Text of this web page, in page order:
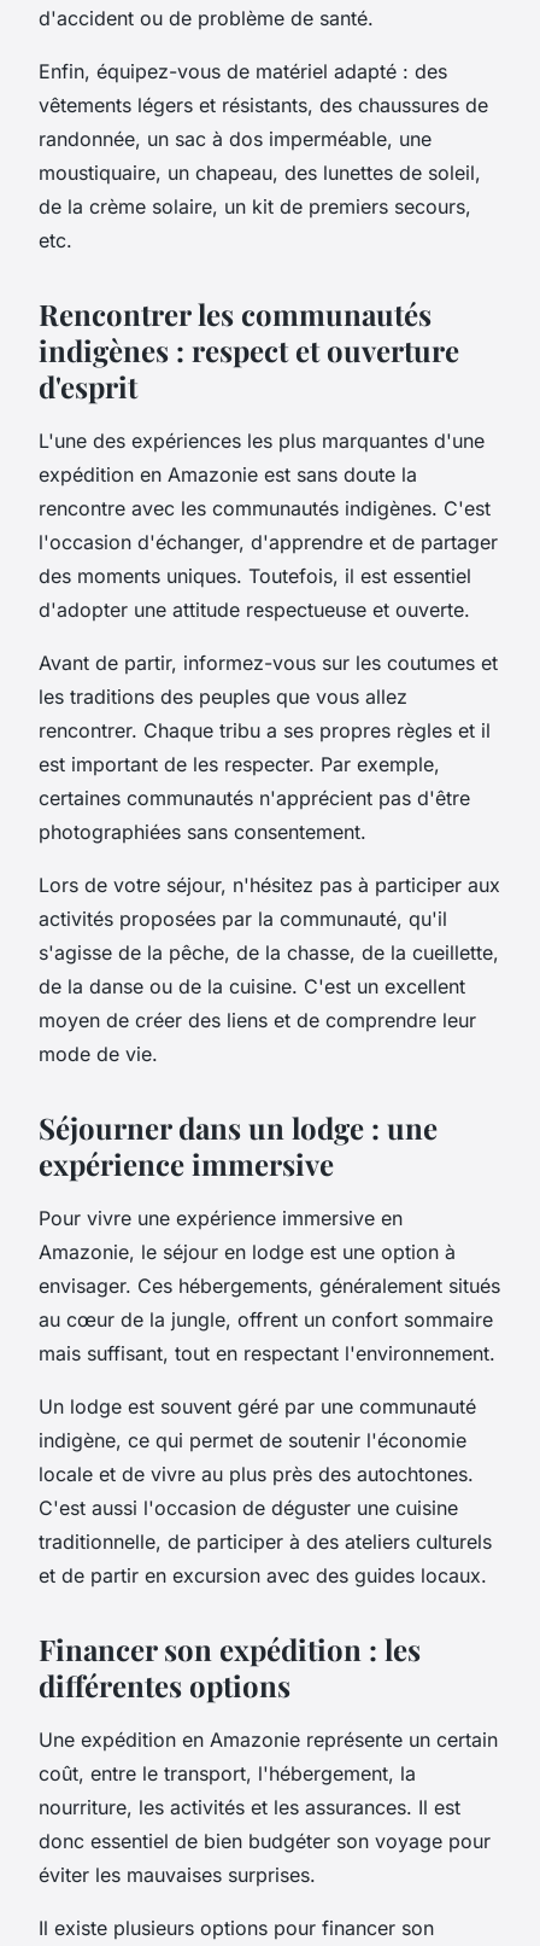
d'accident ou de problème de santé.
Enfin, équipez-vous de matériel adapté : des
vêtements légers et résistants, des chaussures de
randonnée, un sac à dos imperméable, une
moustiquaire, un chapeau, des lunettes de soleil,
de la crème solaire, un kit de premiers secours,
etc.
Rencontrer les communautés
indigènes : respect et ouverture
d'esprit
L'une des expériences les plus marquantes d'une
expédition en Amazonie est sans doute la
rencontre avec les communautés indigènes. C'est
l'occasion d'échanger, d'apprendre et de partager
des moments uniques. Toutefois, il est essentiel
d'adopter une attitude respectueuse et ouverte.
Avant de partir, informez-vous sur les coutumes et
les traditions des peuples que vous allez
rencontrer. Chaque tribu a ses propres règles et il
est important de les respecter. Par exemple,
certaines communautés n'apprécient pas d'être
photographiées sans consentement.
Lors de votre séjour, n'hésitez pas à participer aux
activités proposées par la communauté, qu'il
s'agisse de la pêche, de la chasse, de la cueillette,
de la danse ou de la cuisine. C'est un excellent
moyen de créer des liens et de comprendre leur
mode de vie.
Séjourner dans un lodge : une
expérience immersive
Pour vivre une expérience immersive en
Amazonie, le séjour en lodge est une option à
envisager. Ces hébergements, généralement situés
au cœur de la jungle, offrent un confort sommaire
mais suffisant, tout en respectant l'environnement.
Un lodge est souvent géré par une communauté
indigène, ce qui permet de soutenir l'économie
locale et de vivre au plus près des autochtones.
C'est aussi l'occasion de déguster une cuisine
traditionnelle, de participer à des ateliers culturels
et de partir en excursion avec des guides locaux.
Financer son expédition : les
différentes options
Une expédition en Amazonie représente un certain
coût, entre le transport, l'hébergement, la
nourriture, les activités et les assurances. Il est
donc essentiel de bien budgéter son voyage pour
éviter les mauvaises surprises.
Il existe plusieurs options pour financer son